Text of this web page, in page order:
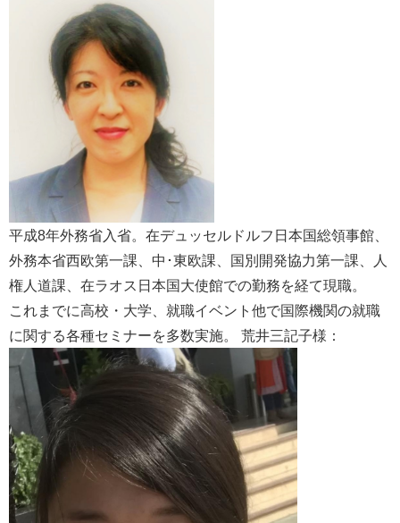
平成8年外務省入省。在デュッセルドルフ日本国総領事館、
外務本省西欧第一課、中･東欧課、国別開発協力第一課、人
権人道課、在ラオス日本国大使館での勤務を経て現職。
これまでに高校・大学、就職イベント他で国際機関の就職
に関する各種セミナーを多数実施。 荒井三記子様：